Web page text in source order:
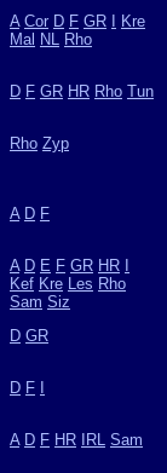
A Cor D F GR
Kre
Mal NL Rho
D F GR HR Rho Tun
Rho Zyp
A D F
A D E F GR HR
Kef Kre Les Rho
Sam Siz
D GR
D F
A D F HR IRL Sam